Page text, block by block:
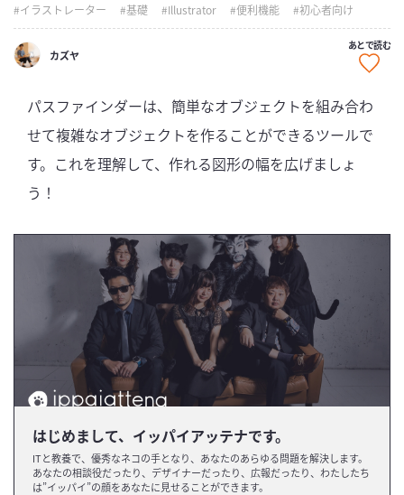
イラストレーター 基礎 Illustrator 便利機能 初心者向け
カズヤ
あとで読む
パスファインダーは、簡単なオブジェクトを組み合わ
せて複雑なオブジェクトを作ることができるツールで
す。これを理解して、作れる図形の幅を広げましょ
う！
はじめまして、イッパイアッテナです。
ITと教養で、優秀なネコの手となり、あなたのあらゆる問題を解決します。
あなたの相談役だったり、デザイナーだったり、広報だったり、わたしたち
は”イッパイ”の顔をあなたに見せることができます。